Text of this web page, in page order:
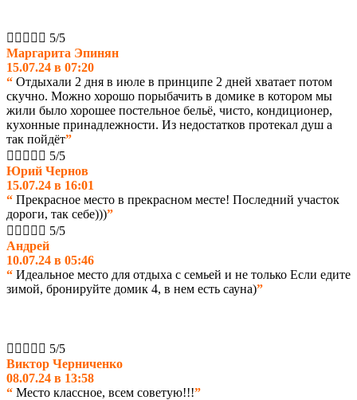
     5/5
Маргарита Эпинян
15.07.24 в 07:20
“ Отдыхали 2 дня в июле в принципе 2 дней хватает потом
скучно. Можно хорошо порыбачить в домике в котором мы
жили было хорошее постельное бельё, чисто, кондиционер,
кухонные принадлежности. Из недостатков протекал душ а
так пойдёт”
     5/5
Юрий Чернов
15.07.24 в 16:01
“ Прекрасное место в прекрасном месте! Последний участок
дороги, так себе)))”
     5/5
Андрей
10.07.24 в 05:46
“ Идеальное место для отдыха с семьей и не только Если едите
зимой, бронируйте домик 4, в нем есть сауна)”
     5/5
Виктор Черниченко
08.07.24 в 13:58
“ Место классное, всем советую!!!”